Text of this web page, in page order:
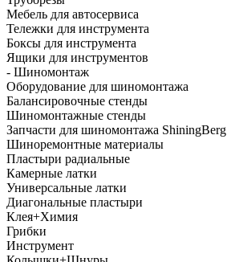
Мебель для автосервиса
Тележки для инструмента
Боксы для инструмента
Ящики для инструментов
- Шиномонтаж
Оборудование для шиномонтажа
Балансировочные стенды
Шиномонтажные стенды
Запчасти для шиномонтажа ShiningBerg
Шиноремонтные материалы
Пластыри радиальные
Камерные латки
Универсальные латки
Диагональные пластыри
Клея+Химия
Грибки
Инструмент